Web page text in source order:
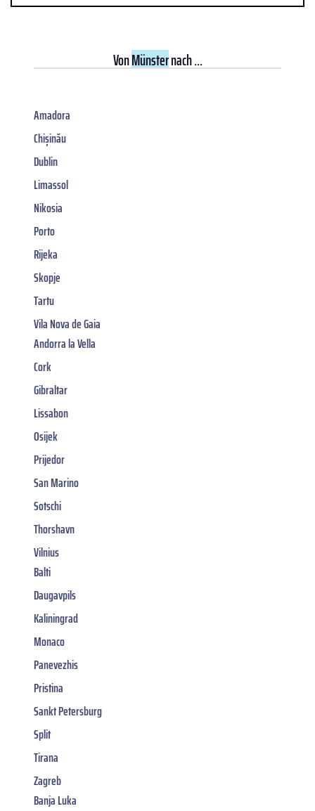
VonMünsternach ...
Amadora
Chișinău
Dublin
Limassol
Nikosia
Porto
Rijeka
Skopje
Tartu
Vila Nova de Gaia
Andorra la Vella
Cork
Gibraltar
Lissabon
Osijek
Prijedor
San Marino
Sotschi
Thorshavn
Vilnius
Balti
Daugavpils
Kaliningrad
Monaco
Panevezhis
Pristina
Sankt Petersburg
Split
Tirana
Zagreb
Banja Luka